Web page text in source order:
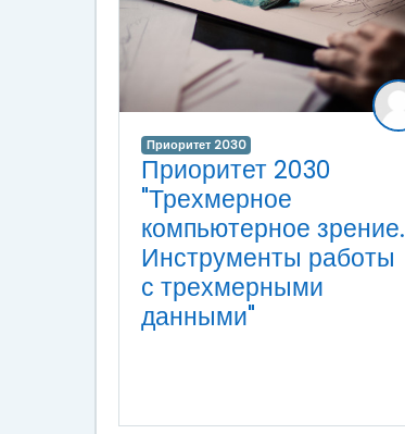
Приоритет 2030
Приоритет 2030
"Трехмерное
компьютерное зрение.
Инструменты работы
с трехмерными
данными"